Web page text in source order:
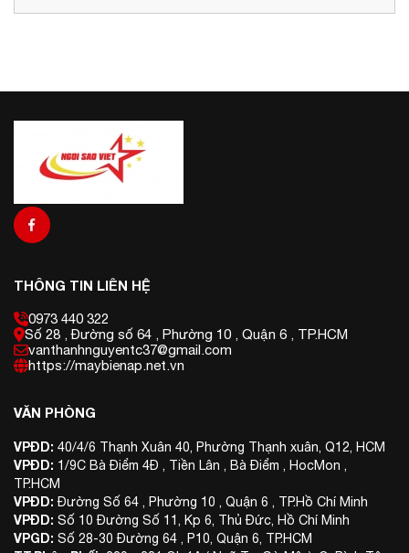
THÔNG TIN LIÊN HỆ
0973 440 322
Số 28 , Đường số 64 , Phường 10 , Quận 6 , TP.HCM
vanthanhnguyentc37@gmail.com
https://maybienap.net.vn
VĂN PHÒNG
VPĐD: 40/4/6 Thạnh Xuân 40, Phường Thạnh xuân, Q12, HCM
VPĐD: 1/9C Bà Điểm 4Đ , Tiền Lân , Bà Điểm , HocMon ,
TP.HCM
VPĐD: Đường Số 64 , Phường 10 , Quận 6 , TP.Hồ Chí Minh
VPĐD: Số 10 Đường Số 11, Kp 6, Thủ Đức, Hồ Chí Minh
VPGD: Số 28-30 Đường 64 , P10, Quận 6, TP.HCM